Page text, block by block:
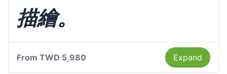
描繪。
From TWD 5,980 Expand